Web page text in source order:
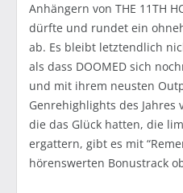
Anhängern von THE 11TH
dürfte und rundet ein
ab. Es bleibt letztendlich
als dass DOOMED sich
und mit ihrem neusten
Genrehighlights des Jahres
die das Glück hatten, die
ergattern, gibt es mit
hörenswerten Bonustrack